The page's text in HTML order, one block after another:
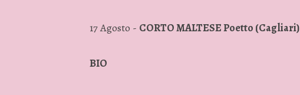
17 Agosto - CORTO MALTESE Poetto (Cagliari)
BIO